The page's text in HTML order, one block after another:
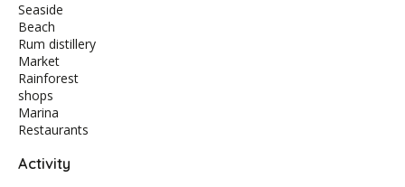
Seaside
Beach
Rum distillery
Market
Rainforest
shops
Marina
Restaurants
Activity